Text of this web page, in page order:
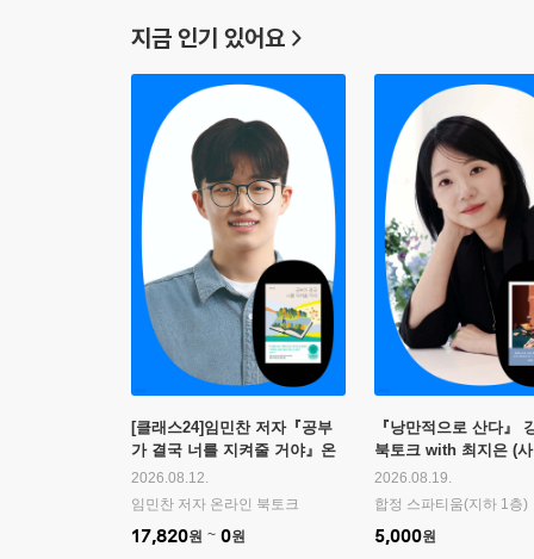
지금 인기 있어요
[클래스24]임민찬 저자『공부
가 결국 너를 지켜줄 거야』온
라인 북토크
2026.08.12.
임민찬 저자 온라인 북토크
17,820원 0원
『낭만적으로 산다』
북토크 with 최지은 (
2026.08.19.
합정 스파티움(지하 1층)
5,000원